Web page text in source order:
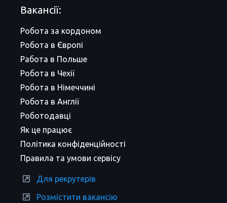
Вакансії:
Робота за кордоном
Робота в Європі
Работа в Польше
Робота в Чехії
Робота в Німеччині
Робота в Англії
Роботодавці
Як це працює
Політика конфіденційності
Правила та умови сервісу
Для рекрутерів
Розмістити вакансію